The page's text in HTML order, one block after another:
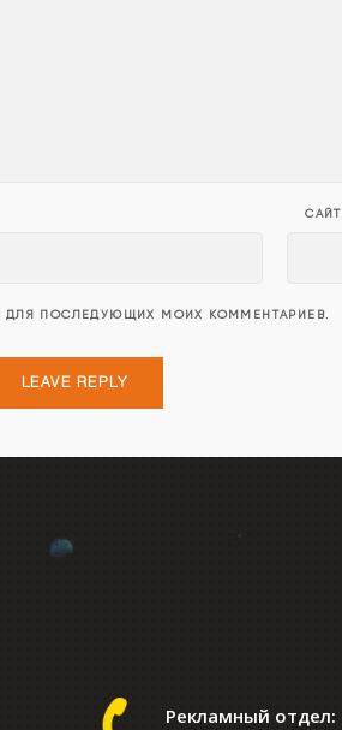
САЙТ
ДЛЯ ПОСЛЕДУЮЩИХ МОИХ КОММЕНТАРИЕВ.
Рекламный отдел: